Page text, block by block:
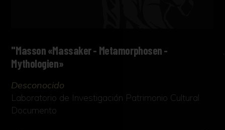
"Masson «Massaker - Metamorphosen -
Mythologien»
Desconocido
Laboratorio de Investigación Patrimonio Cultural
Documento